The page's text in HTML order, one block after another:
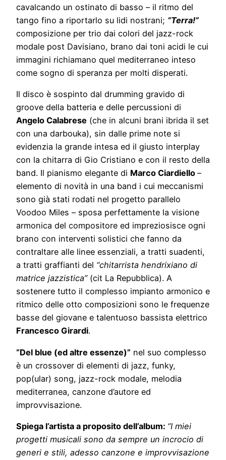
cavalcando un ostinato di basso – il ritmo del
tango fino a riportarlo su lidi nostrani; “Terra!”
composizione per trio dai colori del jazz-rock
modale post Davisiano, brano dai toni acidi le cui
immagini richiamano quel mediterraneo inteso
come sogno di speranza per molti disperati.
Il disco è sospinto dal drumming gravido di
groove della batteria e delle percussioni di
Angelo Calabrese (che in alcuni brani ibrida il set
con una darbouka), sin dalle prime note si
evidenzia la grande intesa ed il giusto interplay
con la chitarra di Gio Cristiano e con il resto della
band. Il pianismo elegante di Marco Ciardiello –
elemento di novità in una band i cui meccanismi
sono già stati rodati nel progetto parallelo
Voodoo Miles – sposa perfettamente la visione
armonica del compositore ed impreziosisce ogni
brano con interventi solistici che fanno da
contraltare alle linee essenziali, a tratti suadenti,
a tratti graffianti del “chitarrista hendrixiano di
matrice jazzistica”(cit La Repubblica). A
sostenere tutto il complesso impianto armonico e
ritmico delle otto composizioni sono le frequenze
basse del giovane e talentuoso bassista elettrico
Francesco Girardi.
“Del blue (ed altre essenze)” nel suo complesso
è un crossover di elementi di jazz, funky,
pop(ular) song, jazz-rock modale, melodia
mediterranea, canzone d’autore ed
improvvisazione.
Spiega l’artista a proposito dell’album: “I miei
progetti musicali sono da sempre un incrocio di
generi e stili, adesso canzone e improvvisazione